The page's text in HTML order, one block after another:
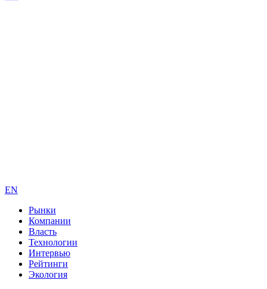
EN
Рынки
Компании
Власть
Технологии
Интервью
Рейтинги
Экология